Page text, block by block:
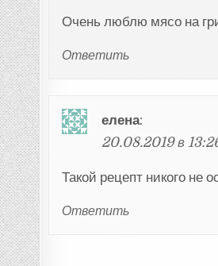
Очень люблю мясо на
Ответить
елена:
20.08.2019 в
Такой рецепт никого не
Ответить